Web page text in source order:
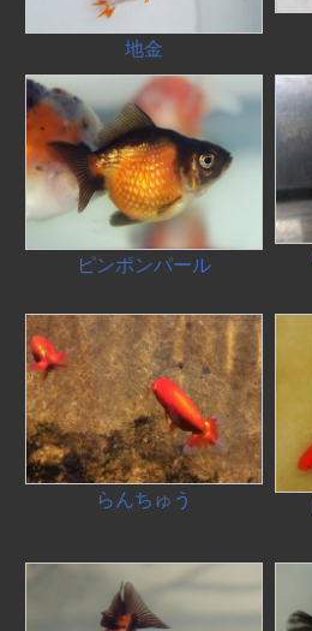
地金
ピンポンパール
らんちゅう